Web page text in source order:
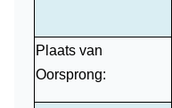
Plaats van
Oorsprong: